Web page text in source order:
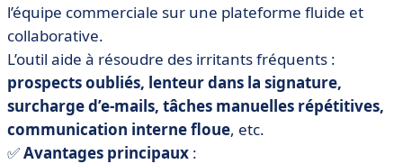
l’équipe commerciale sur une plateforme fluide et
collaborative.
L’outil aide à résoudre des irritants fréquents :
prospects oubliés, lenteur dans la signature,
surcharge d’e-mails, tâches manuelles répétitives,
communication interne floue, etc.
✅Avantages principaux :